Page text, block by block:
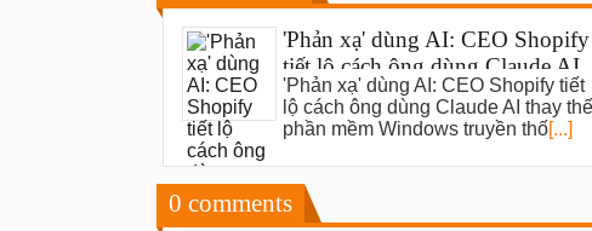
'Phản xạ' dùng AI: CEO Shopify
tiết lộ cách ông dùng Claude AI
thay thế phần mềm Windows
truyền thống
'Phản xạ' dùng AI: CEO Shopify tiết
lộ cách ông dùng Claude AI thay thế
phần mềm Windows truyền thố[...]
0 comments